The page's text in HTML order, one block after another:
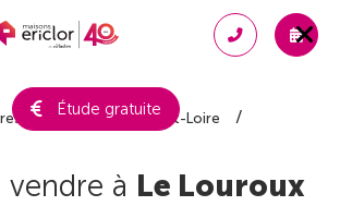
Étude gratuite
de terrain
Indre-et-Loire
vendre à Le Louroux